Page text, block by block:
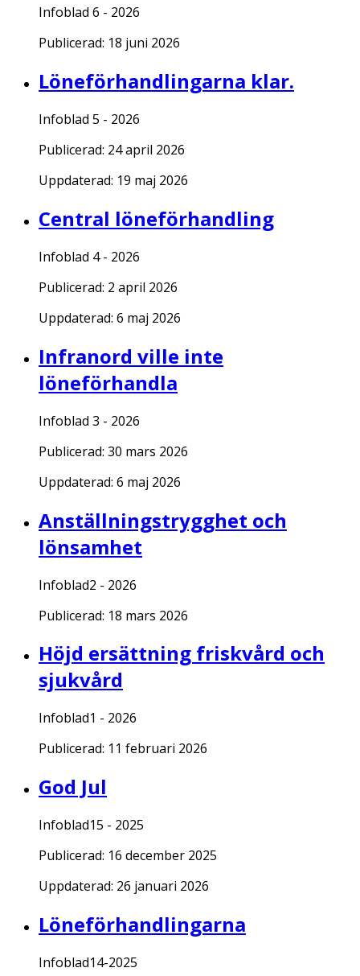
Infoblad 6 - 2026
Publicerad: 18 juni 2026
Löneförhandlingarna klar.
Infoblad 5 - 2026
Publicerad: 24 april 2026
Uppdaterad: 19 maj 2026
Central löneförhandling
Infoblad 4 - 2026
Publicerad: 2 april 2026
Uppdaterad: 6 maj 2026
Infranord ville inte
löneförhandla
Infoblad 3 - 2026
Publicerad: 30 mars 2026
Uppdaterad: 6 maj 2026
Anställningstrygghet och
lönsamhet
Infoblad2 - 2026
Publicerad: 18 mars 2026
Höjd ersättning friskvård och
sjukvård
Infoblad1 - 2026
Publicerad: 11 februari 2026
God Jul
Infoblad15 - 2025
Publicerad: 16 december 2025
Uppdaterad: 26 januari 2026
Löneförhandlingarna
Infoblad14-2025